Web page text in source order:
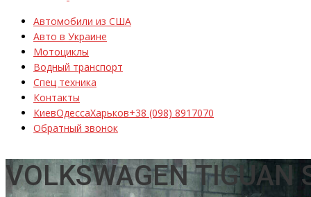
Автомобили из США
Авто в Украине
Мотоциклы
Водный транспорт
Спец техника
Контакты
КиевОдессаХарьков+38 (098) 8917070
Обратный звонок
VOLKSWAGEN TIGUAN